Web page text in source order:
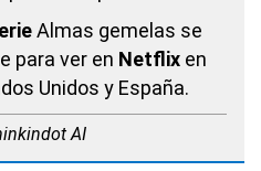
Almas gemelas se
para ver en Netflix en
Unidos y España.
AI